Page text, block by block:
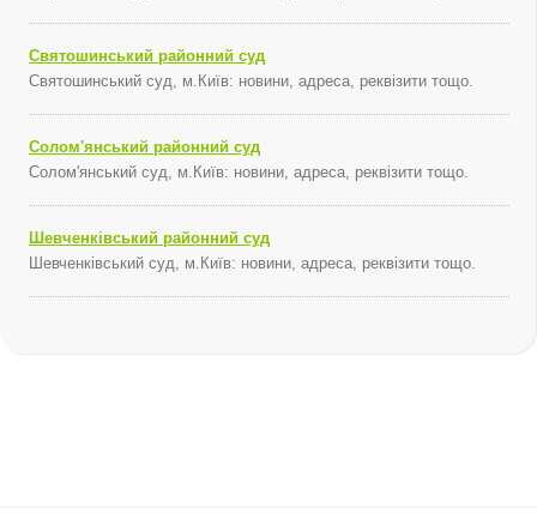
Святошинський районний суд
Святошинський суд, м.Київ: новини, адреса, реквізити тощо.
Солом'янський районний суд
Солом'янський суд, м.Київ: новини, адреса, реквізити тощо.
Шевченківський районний суд
Шевченківський суд, м.Київ: новини, адреса, реквізити тощо.